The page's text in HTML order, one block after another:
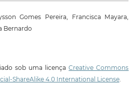
Gomes Pereira, Francisca Mayara,
Bernardo
sob uma licençaCreative Commons
ShareAlike 4.0 International License.